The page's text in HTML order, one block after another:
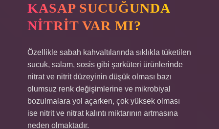
KASAP SUCUĞUNDA
NITRIT VAR MI?
Özellikle sabah kahvaltılarında sıklıkla tüketilen
sucuk, salam, sosis gibi şarküteri ürünlerinde
nitrat ve nitrit düzeyinin düşük olması bazı
olumsuz renk değişimlerine ve mikrobiyal
bozulmalara yol açarken, çok yüksek olması
ise nitrit ve nitrat kalıntı miktarının artmasına
neden olmaktadır.